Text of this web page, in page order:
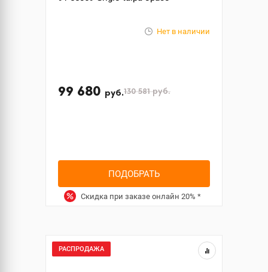
Нет в наличии
99 680 руб.130 581руб.
ПОДОБРАТЬ
Скидка при заказе онлайн 20% *
РАСПРОДАЖА